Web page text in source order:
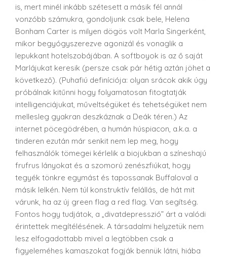
is, mert minél inkább szétesett a másik fél annál
vonzóbb számukra, gondoljunk csak bele, Helena
Bonham Carter is milyen dögös volt Marla Singerként,
mikor begyógyszerezve agonizál és vonaglik a
lepukkant hotelszobájában. A softboyok is az ő saját
Marlájukat keresik (persze csak pár hétig aztán jöhet a
következő). (Puhafiú definíciója: olyan srácok akik úgy
próbálnak kitűnni hogy folyamatosan fitogtatják
intelligenciájukat, műveltségüket és tehetségüket nem
mellesleg gyakran deszkáznak a Deák téren.) Az
internet pöcegödrében, a humán húspiacon, a.k.a. a
tinderen ezután már senkit nem lep meg, hogy
felhasználók tömegei kérlelik a biojukban a színeshajú
frufrus lányokat és a szomorú zenészfiúkat, hogy
tegyék tönkre egymást és tapossanak Buffaloval a
másik lelkén. Nem túl konstruktív felállás, de hát mit
várunk, ha az új green flag a red flag. Van segítség.
Fontos hogy tudjátok, a „divatdepresszió” árt a valódi
érintettek megítélésének. A társadalmi helyzetük nem
lesz elfogadottabb mivel a legtöbben csak a
figyeleméhes kamaszokat fogják bennük látni, hiába